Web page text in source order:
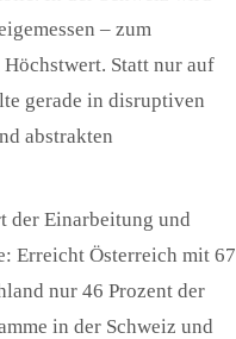
– zum
Statt nur auf
gerade in disruptiven
abstrakten
der Einarbeitung und
Erreicht Österreich mit 67
nur 46 Prozent der
in der Schweiz und